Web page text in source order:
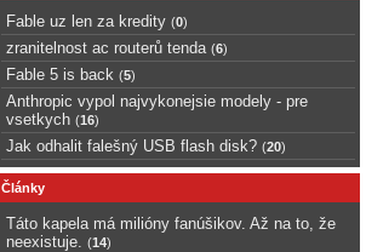
Fable uz len za kredity (0)
zranitelnost ac routerů tenda (6)
Fable 5 is back (5)
Anthropic vypol najvykonejsie modely - pre
vsetkych (16)
Jak odhalit falešný USB flash disk? (20)
Články
Táto kapela má milióny fanúšikov. Až na to, že
neexistuje.
(14)